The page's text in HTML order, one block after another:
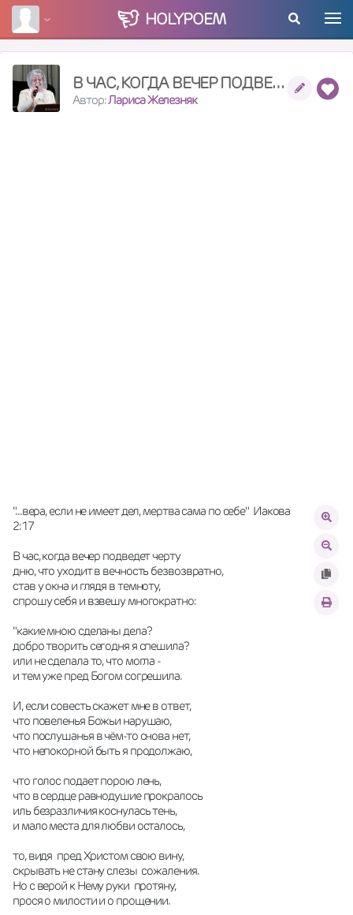
HOLYPOEM
В ЧАС, КОГДА ВЕЧЕР ПОДВЕДЕТ ЧЕРТУ
Автор:Лариса Железняк
"...вера, если не имеет дел, мертва сама по себе"  Иакова
2:17
В час, когда вечер подведет черту
дню, что уходит в вечность безвозвратно,
став у окна и глядя в темноту,
спрошу себя и взвешу многократно:
"какие мною сделаны дела?
добро творить сегодня я спешила?
или не сделала то, что могла -
и тем уже пред Богом согрешила.
И, если совесть скажет мне в ответ,
что повеленья Божьи нарушаю,
что послушанья в чём-то снова нет,
что непокорной быть я продолжаю,
что голос подает порою лень,
что в сердце равнодушие прокралось
иль безразличия коснулась тень,
и мало места для любви осталось,
то, видя  пред Христом свою вину,
скрывать не стану слезы  сожаления.
Но с верой к Нему руки  протяну,
прося о милости и о прощении.